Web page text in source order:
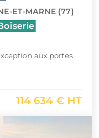
ET-MARNE (77)
aux portes
114 634 € HT